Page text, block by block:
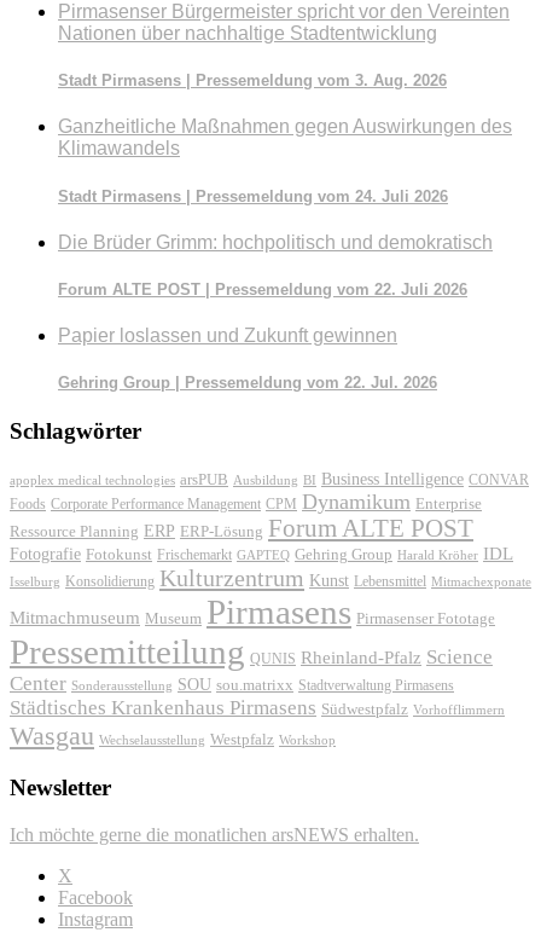
Pirmasenser Bürgermeister spricht vor den Vereinten
Nationen über nachhaltige Stadtentwicklung
Stadt Pirmasens | Pressemeldung vom 3. Aug. 2026
Ganzheitliche Maßnahmen gegen Auswirkungen des
Klimawandels
Stadt Pirmasens | Pressemeldung vom 24. Juli 2026
Die Brüder Grimm: hochpolitisch und demokratisch
Forum ALTE POST | Pressemeldung vom 22. Juli 2026
Papier loslassen und Zukunft gewinnen
Gehring Group | Pressemeldung vom 22. Jul. 2026
Schlagwörter
apoplex medical technologies arsPUB Ausbildung BI Business Intelligence CONVAR
Foods Corporate Performance Management CPM Dynamikum Enterprise
Ressource Planning ERP ERP-Lösung Forum ALTE POST
Fotografie Fotokunst Frischemarkt GAPTEQ Gehring Group Harald Kröher IDL
Isselburg Konsolidierung Kulturzentrum Kunst Lebensmittel Mitmachexponate
Mitmachmuseum Museum Pirmasens Pirmasenser Fototage
Pressemitteilung QUNIS Rheinland-Pfalz Science
Center Sonderausstellung SOU sou.matrixx Stadtverwaltung Pirmasens
Städtisches Krankenhaus Pirmasens Südwestpfalz Vorhofflimmern
Wasgau Wechselausstellung Westpfalz Workshop
Newsletter
Ich möchte gerne die monatlichen arsNEWS erhalten.
X
Facebook
Instagram